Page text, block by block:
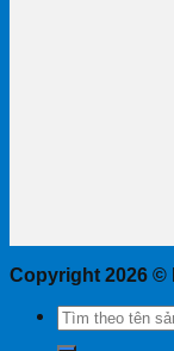
Copyright 2026 ©
Tìm
kiếm: